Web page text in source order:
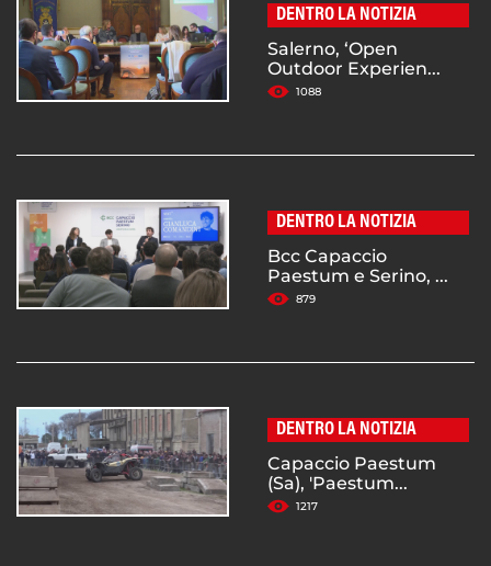
DENTRO LA NOTIZIA
Salerno, ‘Open
Outdoor Experien...
1088
DENTRO LA NOTIZIA
Bcc Capaccio
Paestum e Serino, ...
879
DENTRO LA NOTIZIA
Capaccio Paestum
(Sa), 'Paestum...
1217